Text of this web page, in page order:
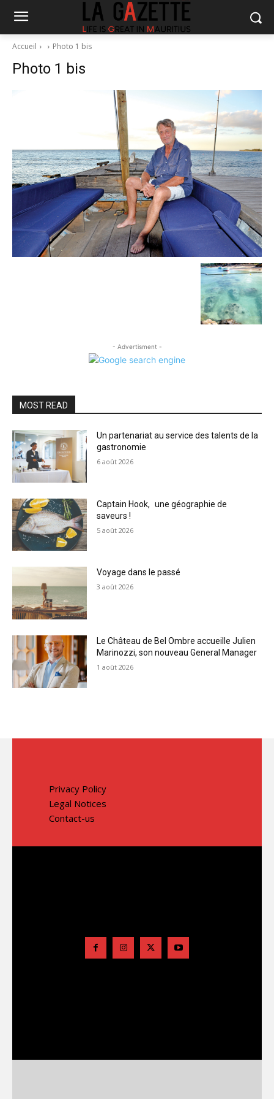
Accueil Photo 1 bis
Photo 1 bis
- Advertisment -
MOST READ
Un partenariat au service des talents de la
gastronomie
6 août 2026
Captain Hook, une géographie de
saveurs !
5 août 2026
Voyage dans le passé
3 août 2026
Le Château de Bel Ombre accueille Julien
Marinozzi, son nouveau General Manager
1 août 2026
Privacy Policy
Legal Notices
Contact-us